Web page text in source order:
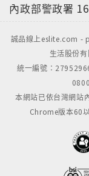
內政部警政署
誠品線上eslite.com -
生活股份
統一編號：
本網站已依台灣網站
Chrome版本60